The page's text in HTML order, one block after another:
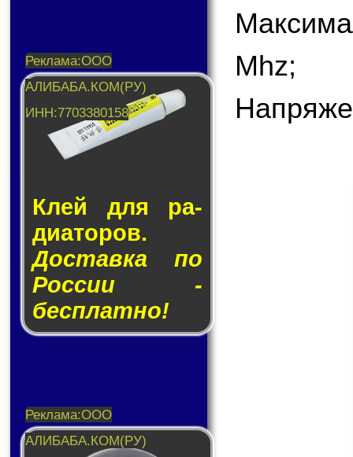
Клей для ра­
ди­а­то­ров.
Доставка по
России -
бесплатно!
Mhz;